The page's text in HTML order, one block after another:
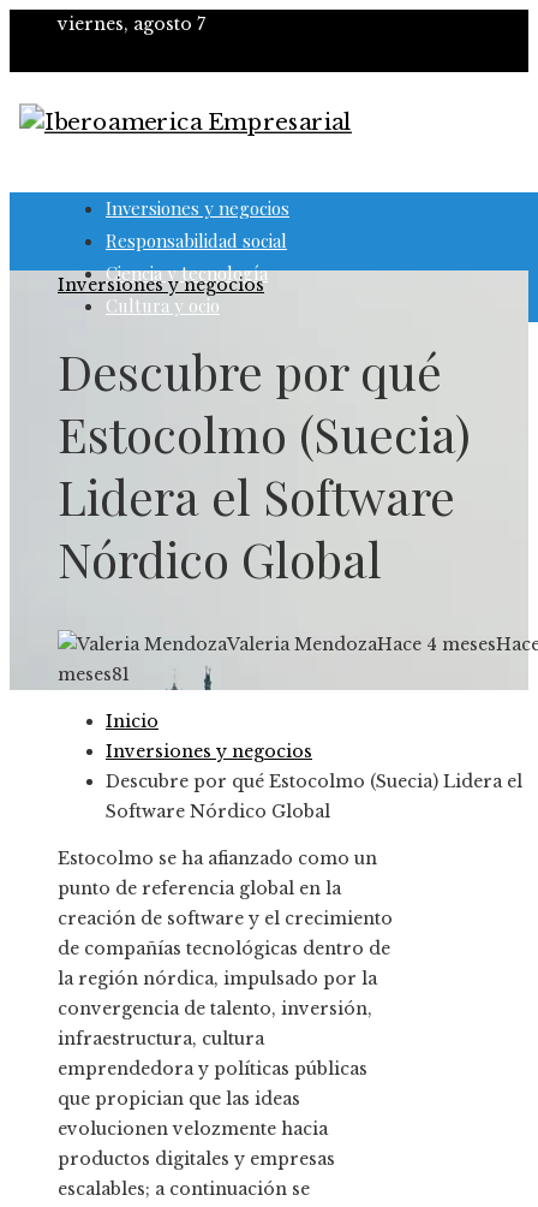
viernes, agosto 7
Inversiones y negocios
Responsabilidad social
Ciencia y tecnología
Cultura y ocio
Inversiones y negocios
Descubre por qué
Estocolmo (Suecia)
Lidera el Software
Nórdico Global
Valeria MendozaHace 4 meses
meses81
Inicio
Inversiones y negocios
Descubre por qué Estocolmo (Suecia) Lidera el
Software Nórdico Global
Estocolmo se ha afianzado como un
punto de referencia global en la
creación de software y el crecimiento
de compañías tecnológicas dentro de
la región nórdica, impulsado por la
convergencia de talento, inversión,
infraestructura, cultura
emprendedora y políticas públicas
que propician que las ideas
evolucionen velozmente hacia
productos digitales y empresas
escalables; a continuación se